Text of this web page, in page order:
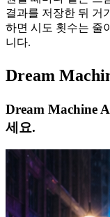
결과를 저장한 뒤 거
하면 시도 횟수는 줄
니다.
Dream
Dream Machine
세요.